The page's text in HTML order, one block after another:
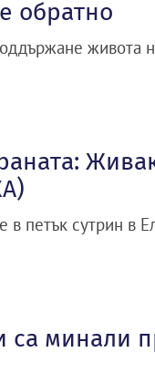
обратно
живота
в петък сутрин в
са минали